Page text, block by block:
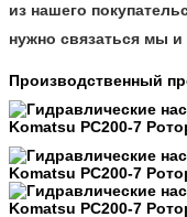
из нашего
нужно связаться мы
Производственный